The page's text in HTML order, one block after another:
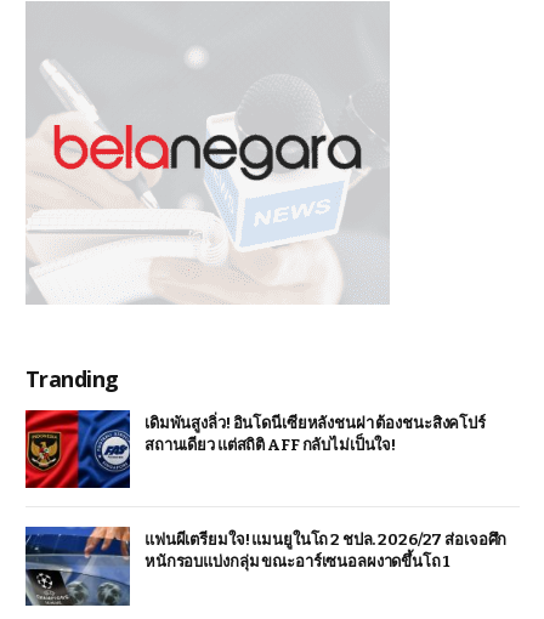
Tranding
เดิมพันสูงลิ่ว! อินโดนีเซียหลังชนฝา ต้องชนะสิงคโปร์
สถานเดียว แต่สถิติ AFF กลับไม่เป็นใจ!
แฟนผีเตรียมใจ! แมนยูในโถ 2 ชปล. 2026/27 ส่อเจอศึก
หนักรอบแบ่งกลุ่ม ขณะอาร์เซนอลผงาดขึ้นโถ 1